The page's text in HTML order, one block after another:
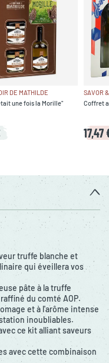
DE MATHILDE
une fois la Morille"
SAVOR
Coffret
17,47
truffe blanche et
qui éveillera vos
pâte à la truffe
du comté AOP.
et à l'arôme intense
inoubliables.
ce kit alliant saveurs
avec cette combinaison